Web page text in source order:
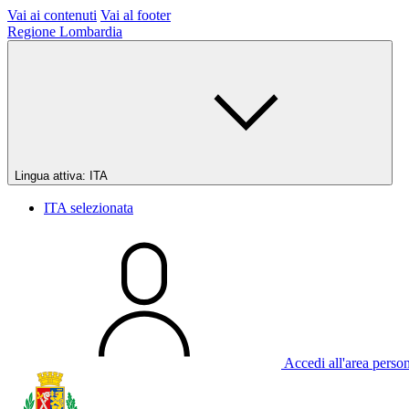
Vai ai contenuti Vai al footer
Regione Lombardia
Lingua attiva: ITA
ITA selezionata
Accedi all'area